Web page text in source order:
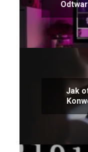
Jak